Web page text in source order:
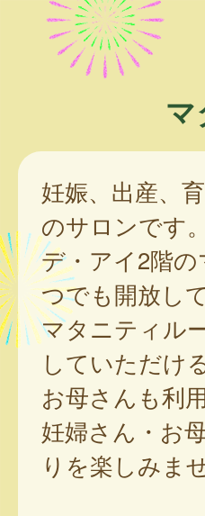
妊娠、出産、
のサロンです。
デ・アイ2階
つでも開放し
マタニティル
していただけ
お母さんも利
妊婦さん・お
りを楽しみま